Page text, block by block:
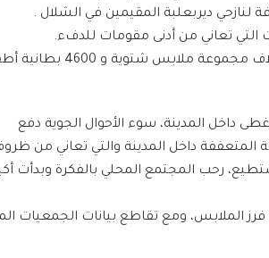
لنازحي ديربعلبة المقيمين في الشلال .
التي تعاني من أدنى مقومات للدفء.
أتمّت حينها الفرق عمليات التوزيع الترميمية للبطانيات و الشوادر و الحصر العازلة ، بالإضافة لعمليات توزيع مايزيد عن 10
داخل المدينة، سوء الأحوال الجوية دفع
المتعففة داخل المدينة والتي تعاني من
رحب المجتمع المحلي بالفكرة وبدأت
الملابس، ومع تقاطع بيانات الجمعيات